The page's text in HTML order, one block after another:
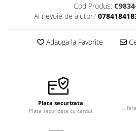
Cod Produs:
Ai nevoie de ajutor?
Adauga la Favorite
Plata securizata
Plata securizata cu cardul